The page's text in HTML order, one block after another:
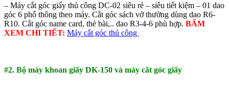
– Máy cắt góc giấy thủ công DC-02 siêu rẻ – siêu tiết kiệm – 01 dao
góc 6 phổ thông theo máy. Cắt góc sách vở thường dùng dao R6-
R10. Cắt góc name card, thẻ bài,.. dao R3-4-6 phù hợp. BẤM
XEM CHI TIẾT: Máy cắt góc thủ công
#2. Bộ máy khoan giấy DK-150 và máy cắt góc giấy